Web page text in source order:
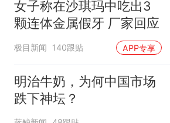
女子称在沙琪玛中吃出3
颗连体金属假牙 厂家回应
极目新闻 140跟贴 APP专享
明治牛奶，为何中国市场
跌下神坛？